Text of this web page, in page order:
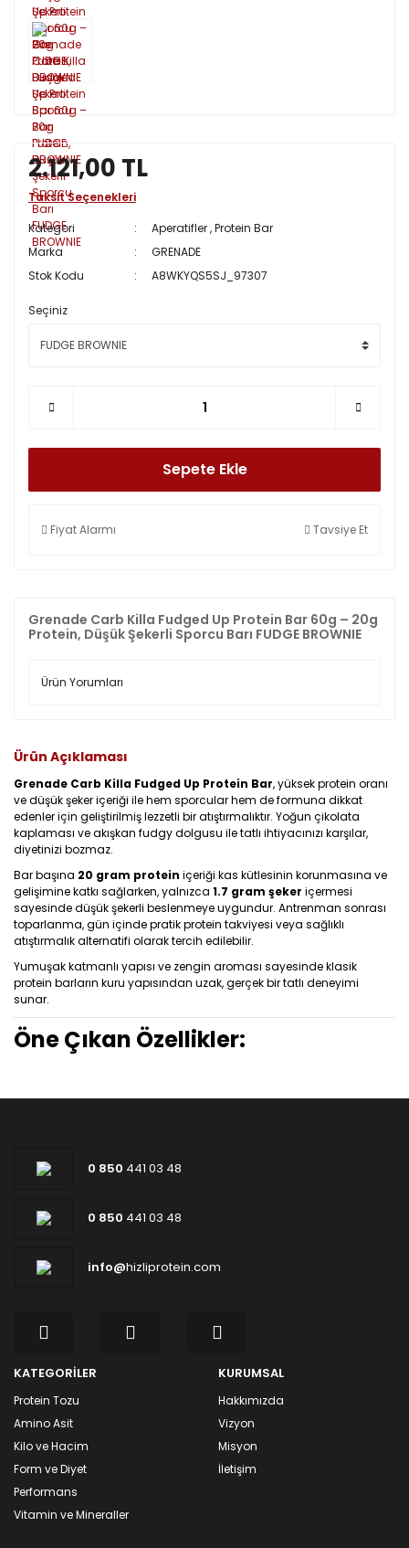
Grenade Carb Killa Fudged Up Protein Bar 60g – 20g
Protein, Düşük Şekerli Sporcu Barı FUDGE BROWNIE
Ürün Yorumları
2.121,00 TL
Taksit Seçenekleri
Kategori
Aperatifler,Protein Bar
Marka
GRENADE
Stok Kodu
A8WKYQS5SJ_97307
Seçiniz
Sepete Ekle
Fiyat Alarmı Tavsiye Et
Ürün Açıklaması
Grenade Carb Killa Fudged Up Protein Bar, yüksek protein oranı
ve düşük şeker içeriği ile hem sporcular hem de formuna dikkat
edenler için geliştirilmiş lezzetli bir atıştırmalıktır. Yoğun çikolata
kaplaması ve akışkan fudgy dolgusu ile tatlı ihtiyacınızı karşılar,
diyetinizi bozmaz.
Bar başına 20 gram protein içeriği kas kütlesinin korunmasına ve
gelişimine katkı sağlarken, yalnızca 1.7 gram şeker içermesi
sayesinde düşük şekerli beslenmeye uygundur. Antrenman sonrası
toparlanma, gün içinde pratik protein takviyesi veya sağlıklı
atıştırmalık alternatifi olarak tercih edilebilir.
Yumuşak katmanlı yapısı ve zengin aroması sayesinde klasik
protein barların kuru yapısından uzak, gerçek bir tatlı deneyimi
sunar.
Öne Çıkan Özellikler:
0 850 441 03 48
0 850 441 03 48
info@hizliprotein.com
KATEGORİLER
Protein Tozu
Amino Asit
Kilo ve Hacim
Form ve Diyet
Performans
Vitamin ve Mineraller
KURUMSAL
Hakkımızda
Vizyon
Misyon
İletişim